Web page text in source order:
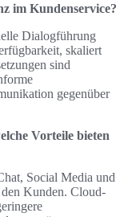
im Kundenservice?
Dialogführung
skaliert
sind
gegenüber
Vorteile bieten
Social Media und
Kunden. Cloud-